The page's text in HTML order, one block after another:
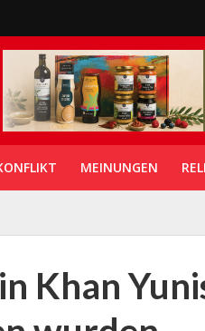
MEINUNGEN
Khan